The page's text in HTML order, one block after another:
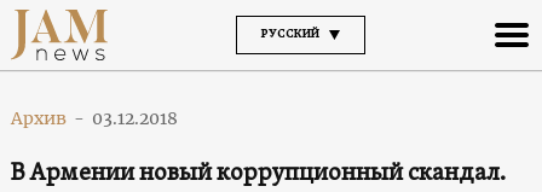
РУССКИЙ
Архив - 03.12.2018
В Армении новый коррупционный скандал.